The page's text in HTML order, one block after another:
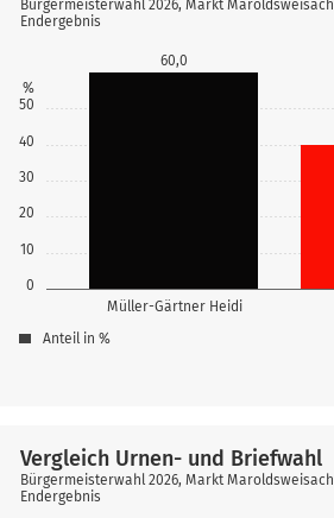
0
10
20
30
40
50
%
Müller-Gärtner Heidi
60,0
Bürgermeisterwahl 2026, Markt Maroldsweisach
Endergebnis
Anteil in %
Vergleich Urnen- und Briefwahl
Bürgermeisterwahl 2026, Markt Maroldsweisach
Endergebnis